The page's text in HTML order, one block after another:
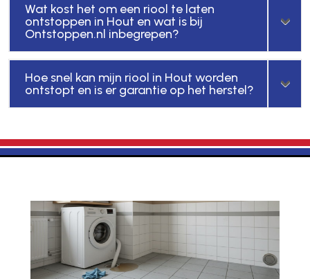
Wat kost het om een riool te laten
ontstoppen in Hout en wat is bij
Ontstoppen.nl inbegrepen?
Hoe snel kan mijn riool in Hout worden
ontstopt en is er garantie op het herstel?